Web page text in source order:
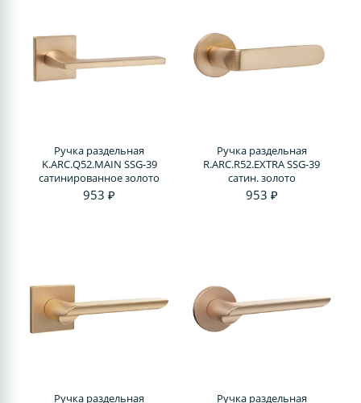
Ручка раздельная
K.ARC.Q52.MAIN SSG-39
сатинированное золото
953 ₽
Ручка раздельная
R.ARC.R52.EXTRA SSG-39
сатин. золото
953 ₽
Ручка раздельная Ручка раздельная